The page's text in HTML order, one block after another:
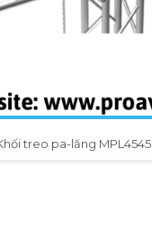
treo pa-lăng MPL4545